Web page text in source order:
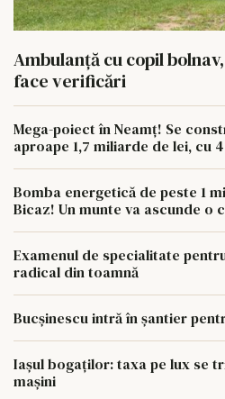
Ambulanță cu copil
face verificări
Mega-poiect în Neamț! Se
aproape 1,7 miliarde de lei, cu
Bomba energetică de peste 1
Bicaz! Un munte va ascunde o
Examenul de specialitate
radical din toamnă
Bucșinescu intră în șantier
Iașul bogaților: taxa pe lux se
mașini